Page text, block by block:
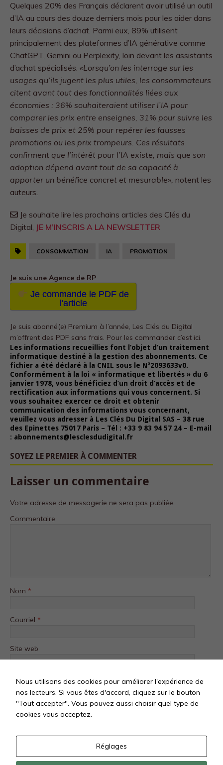
Quelques 20% des Français déclarent avoir utilisé un outil
d’IA au cours des douze derniers mois pour les aider dans
leurs décisions d’achat. Parmi eux, 89% utilisent
principalement des plateformes d’IA générative comme
ChatGPT, Gemini ou Perplexity, loin devant les assistants
d’achat spécialisés. «Lorsqu’on les interroge sur les
usages qu’ils jugent les plus utiles, les consommateurs
citent avant tout des fonctionnalités liées aux
économies : 36% souhaiteraient utiliser l’IA pour
comparer les prix entre enseignes, 31% pour suivre les
baisses de prix et 25% pour repérer les fausses
promotions ou les prix trompeurs. Ces résultats
confirment que l’intérêt pour l’IA existe, mais que son
adoption dépend avant tout de sa capacité à
apporter un bénéfice concret et mesurable», notent les
auteurs.
Je souhaite lire les prochains articles des Clés du
Digital, JE M’INSCRIS A LA NEWSLETTER
CONSOMMATION IA PROMOTION
Je suis une Agence de RP
Je commande le PDF de
l'article
Je suis abonné(e) Premium à l’année, Les Clés du Digital
m’offrent des PDF sans frais. Pour les commander c’est ici.
Les informations recueillies font l’objet d’un traitement
informatique destiné à la gestion des abonnements. Ce
fichier a été déclaré à la CNIL sous le N°2093633v0.
Conformément à la loi « informatique et libertés » du 6
janvier 1978, vous bénéficiez d’un droit d’accès et de
rectification aux informations qui vous concernent. Si
vous souhaitez exercer ce droit et obtenir
communication des informations vous concernant,
veuillez vous adresser à Les Clés Du Digital SAS – 38 rue
des Epinettes 75017 Paris – Tél : +33 9 83 94 57 24 – E-mail
: abonnements@lesclesdudigital.fr
SOYEZ LE PREMIER À COMMENTER
Laisser un commentaire
Votre adresse de messagerie ne sera pas publiée.
Commentaire
Nom *
Courriel *
Site web
Nous utilisons des cookies pour améliorer l'expérience de
nos lecteurs. Si vous êtes d'accord, cliquez sur le bouton
"Tout accepter". Vous pouvez aussi choisir quel type de
cookies vous acceptez.
Réglages